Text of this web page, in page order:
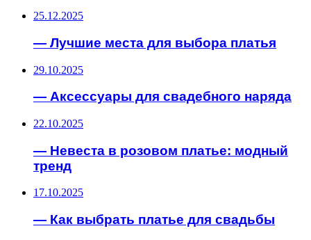
25.12.2025
— Лучшие места для выбора платья
29.10.2025
— Аксессуары для свадебного наряда
22.10.2025
— Невеста в розовом платье: модный
тренд
17.10.2025
— Как выбрать платье для свадьбы